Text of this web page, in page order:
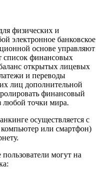
физических и
электронное банковское
основе управляют
список финансовых
открытых лицевых
и переводы
лиц дополнительной
финансовый
любой точки мира.
осуществляется с
или смартфон)
могут на